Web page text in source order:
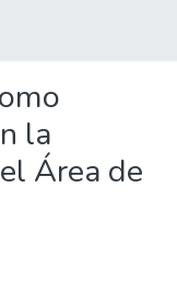
la
Área de